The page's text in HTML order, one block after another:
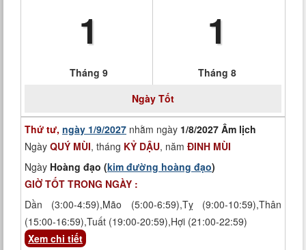
1
Tháng 9
1
Tháng 8
Ngày Tốt
Thứ tư, ngày 1/9/2027 nhằm ngày 1/8/2027 Âm lịch
Ngày QUÝ MÙI, tháng KỶ DẬU, năm ĐINH MÙI
Ngày Hoàng đạo (kim đường hoàng đạo)
GIỜ TỐT TRONG NGÀY :
Dần (3:00-4:59),Mão (5:00-6:59),Tỵ (9:00-10:59),Thân
(15:00-16:59),Tuất (19:00-20:59),Hợi (21:00-22:59)
Xem chi tiết